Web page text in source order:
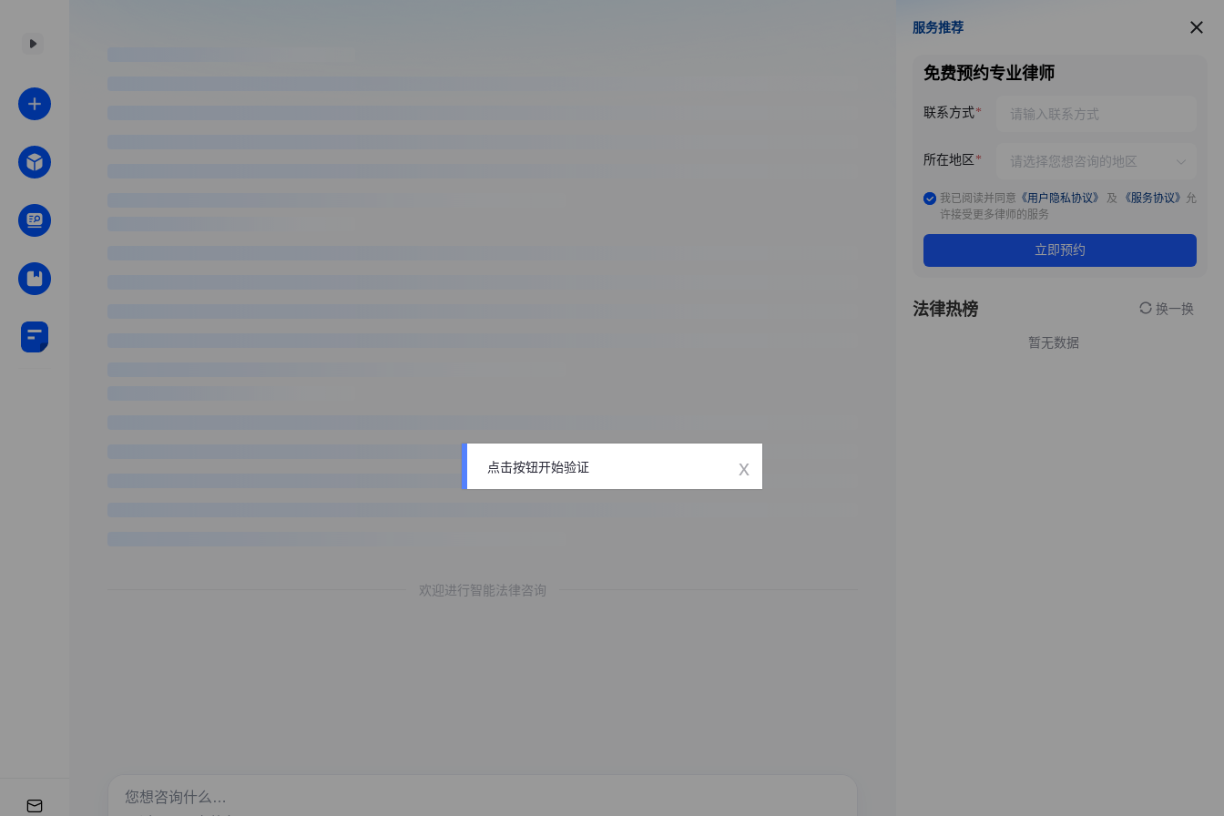
欢迎进行智能法律咨询
服务推荐
服务推荐
免费预约专业律师
联系方式
所在地区
我已阅读并同意 《用户隐私协议》 及 《服务协议》 允
许接受更多律师的服务
立即预约
法律热榜 换一换
暂无数据
点击按钮开始验证 x